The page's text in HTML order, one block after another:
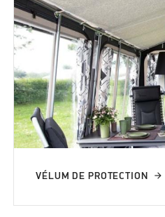
VÉLUM DE PROTECTION